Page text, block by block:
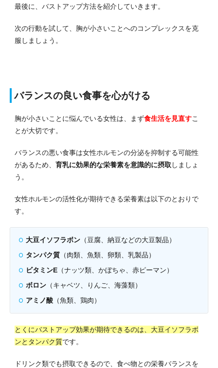
最後に、バストアップ方法を紹介していきます。
次の行動を試して、胸が小さいことへのコンプレックスを克
服しましょう。
バランスの良い食事を心がける
胸が小さいことに悩んでいる女性は、まず食生活を見直すこ
とが大切です。
バランスの悪い食事は女性ホルモンの分泌を抑制する可能性
があるため、 育乳に効果的な栄養素を意識的に摂取 しましょ
う。
女性ホルモンの活性化が期待できる栄養素は以下のとおりで
す。
大豆イソフラボン （豆腐、納豆などの大豆製品）
タンパク質 （肉類、魚類、卵類、乳製品）
ビタミンE （ナッツ類、かぼちゃ、赤ピーマン）
ボロン （キャベツ、りんご、海藻類）
アミノ酸 （魚類、鶏肉）
とくにバストアップ効果が期待できるのは、大豆イソフラボ
ンとタンパク質です。
ドリンク類でも摂取できるので、食べ物との栄養バランスを